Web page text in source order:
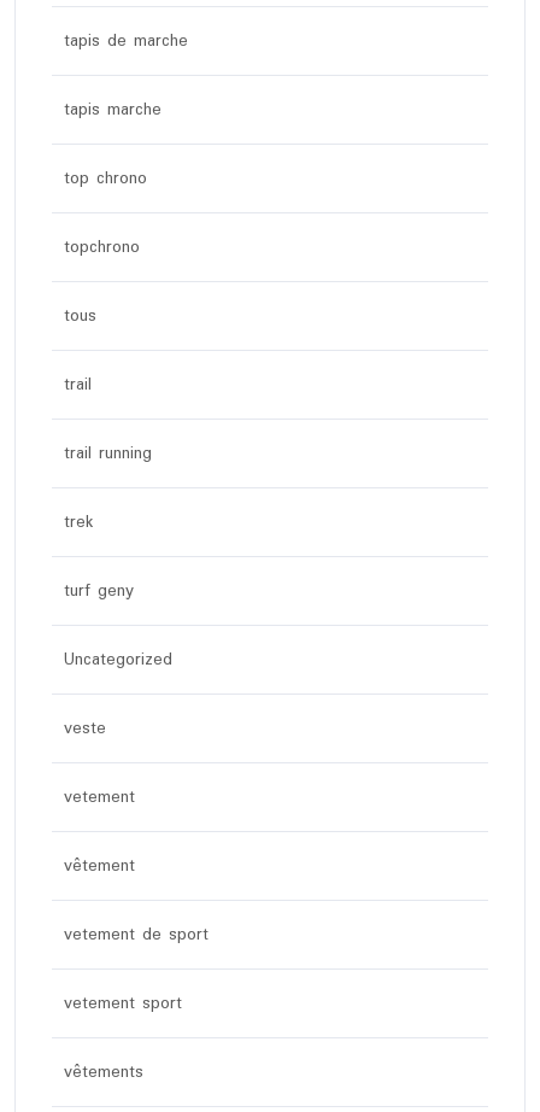
tapis de marche
tapis marche
top chrono
topchrono
tous
trail
trail running
trek
turf geny
Uncategorized
veste
vetement
vêtement
vetement de sport
vetement sport
vêtements